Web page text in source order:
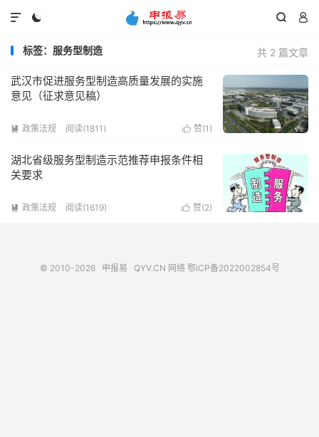
  

共 2 篇文章
标签：服务型制造
武汉市促进服务型制造高质量发展的实施
意见（征求意见稿）
 赞(1 )
 政策法规 阅读(1811)
湖北省级服务型制造示范推荐申报条件相
关要求
 赞(2)
 政策法规 阅读(1619)
© 2010-2026 申报易 QYV.CN 网络 鄂ICP备2022002854号